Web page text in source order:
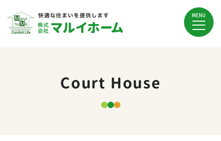
MENU
Court House